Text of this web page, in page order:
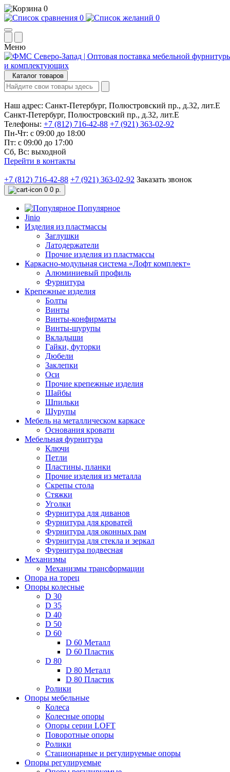
0
0
0
Меню
Каталог товаров
Наш адрес: Санкт-Петербург, Полюстровский пр., д.32, лит.Е
Санкт-Петербург, Полюстровский пр., д.32, лит.Е
Телефоны: +7 (812) 716-42-88 +7 (921) 363-02-92
Пн-Чт: с 09:00 до 18:00
Пт: с 09:00 до 17:00
Сб, Вс: выходной
Перейти в контакты
+7 (812) 716-42-88 +7 (921) 363-02-92 Заказать звонок
0 0 р.
Популярное
Jinio
Изделия из пластмассы
Заглушки
Латодержатели
Прочие изделия из пластмассы
Каркасно-модульная система «Лофт комплект»
Алюминиевый профиль
Фурнитура
Крепежные изделия
Болты
Винты
Винты-конфирматы
Винты-шурупы
Вкладыши
Гайки, футорки
Дюбели
Заклепки
Оси
Прочие крепежные изделия
Шайбы
Шпильки
Шурупы
Мебель на металлическом каркасе
Основания кровати
Мебельная фурнитура
Ключи
Петли
Пластины, планки
Прочие изделия из металла
Скрепы стола
Стяжки
Уголки
Фурнитура для диванов
Фурнитура для кроватей
Фурнитура для оконных рам
Фурнитура для стекла и зеркал
Фурнитура подвесная
Механизмы
Механизмы трансформации
Опора на торец
Опоры колесные
D 30
D 35
D 40
D 50
D 60
D 60 Металл
D 60 Пластик
D 80
D 80 Металл
D 80 Пластик
Ролики
Опоры мебельные
Колеса
Колесные опоры
Опоры серии LOFT
Поворотные опоры
Ролики
Стационарные и регулируемые опоры
Опоры регулируемые